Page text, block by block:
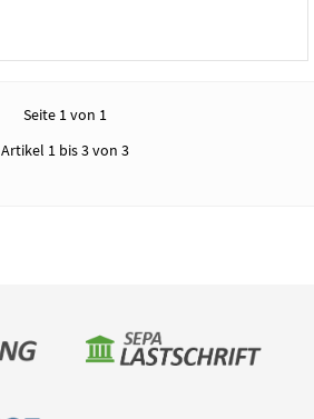
Seite 1 von 1
Artikel 1 bis 3 von 3